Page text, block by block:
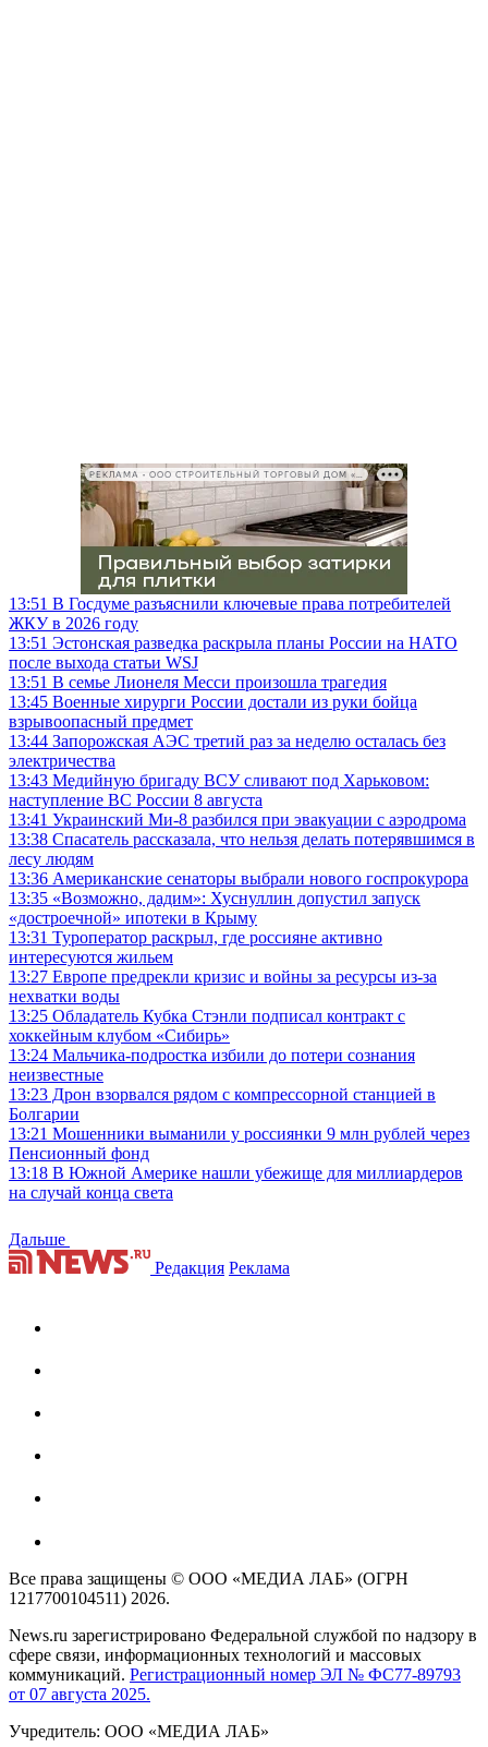
13:51 В Госдуме разъяснили ключевые права потребителей
ЖКУ в 2026 году
13:51 Эстонская разведка раскрыла планы России на НАТО
после выхода статьи WSJ
13:51 В семье Лионеля Месси произошла трагедия
13:45 Военные хирурги России достали из руки бойца
взрывоопасный предмет
13:44 Запорожская АЭС третий раз за неделю осталась без
электричества
13:43 Медийную бригаду ВСУ сливают под Харьковом:
наступление ВС России 8 августа
13:41 Украинский Ми-8 разбился при эвакуации с аэродрома
13:38 Спасатель рассказала, что нельзя делать потерявшимся в
лесу людям
13:36 Американские сенаторы выбрали нового госпрокурора
13:35 «Возможно, дадим»: Хуснуллин допустил запуск
«достроечной» ипотеки в Крыму
13:31 Туроператор раскрыл, где россияне активно
интересуются жильем
13:27 Европе предрекли кризис и войны за ресурсы из-за
нехватки воды
13:25 Обладатель Кубка Стэнли подписал контракт с
хоккейным клубом «Сибирь»
13:24 Мальчика-подростка избили до потери сознания
неизвестные
13:23 Дрон взорвался рядом с компрессорной станцией в
Болгарии
13:21 Мошенники выманили у россиянки 9 млн рублей через
Пенсионный фонд
13:18 В Южной Америке нашли убежище для миллиардеров
на случай конца света
Дальше
Редакция Реклама
Все права защищены © ООО «МЕДИА ЛАБ» (ОГРН
1217700104511) 2026.
News.ru зарегистрировано Федеральной службой по надзору в
сфере связи, информационных технологий и массовых
коммуникаций. Регистрационный номер ЭЛ № ФС77-89793
от 07 августа 2025.
Учредитель: ООО «МЕДИА ЛАБ»